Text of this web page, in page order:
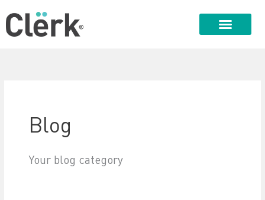
contenido
Blog
Your blog category